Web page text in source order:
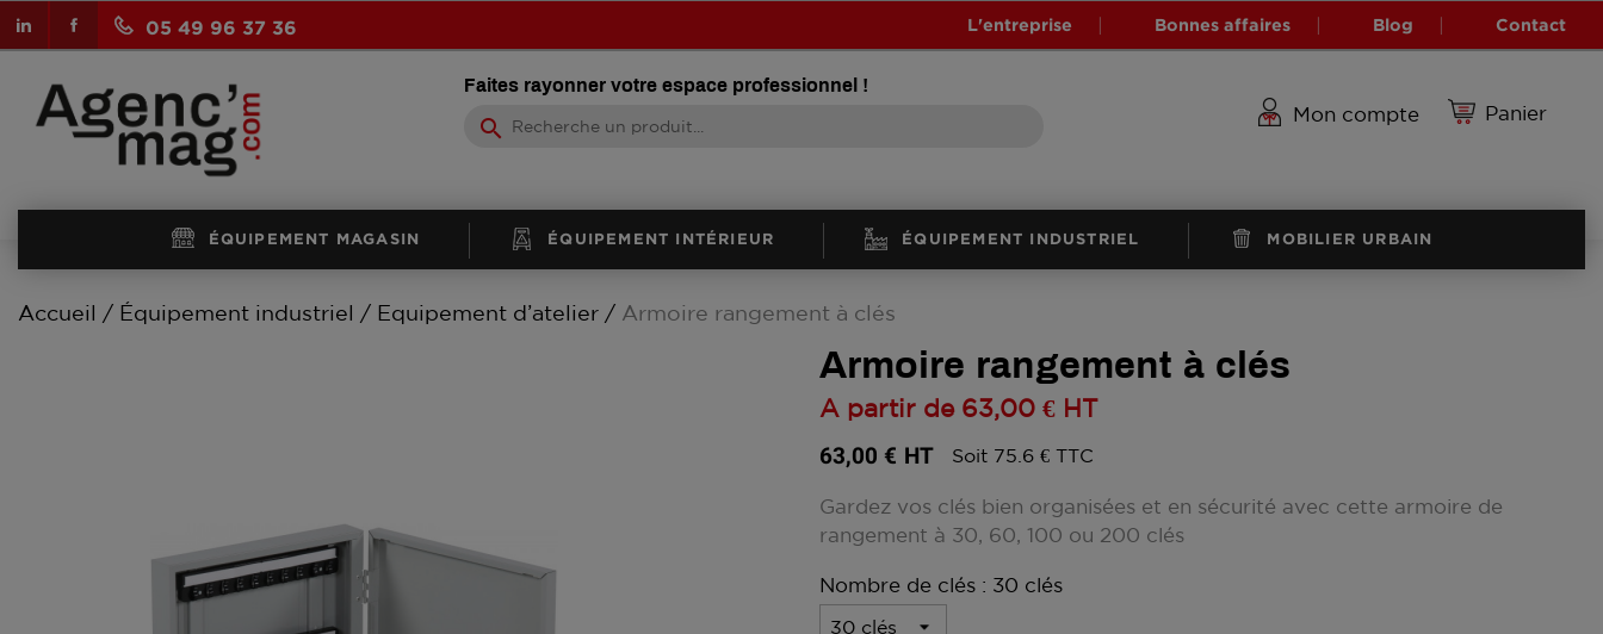
05 49 96 37 36
Facebook
LinkedIn
L'entreprise Bonnes affaires Blog Contact
Faites rayonner votre espace professionnel !
search
Panier
Mon compte
ÉQUIPEMENT MAGASIN ÉQUIPEMENT INTÉRIEUR ÉQUIPEMENT INDUSTRIEL MOBILIER URBAIN
Accueil Équipement industriel Equipement d’atelier Armoire rangement à clés
Armoire rangement à clés
A partir de 63,00 € HT
63,00 € HT Soit 75.6 € TTC
Gardez vos clés bien organisées et en sécurité avec cette armoire de
rangement à 30, 60, 100 ou 200 clés
Nombre de clés : 30 clés